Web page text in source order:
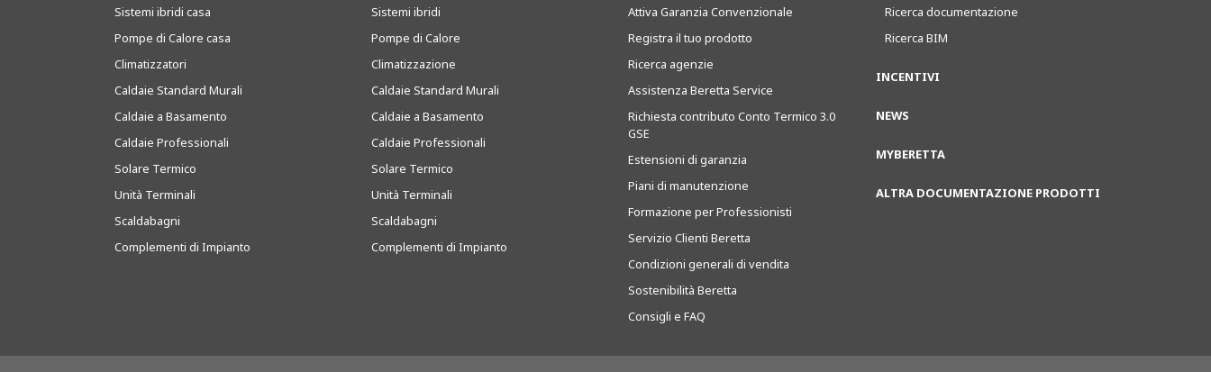
Sistemi ibridi casa
Pompe di Calore casa
Climatizzatori
Caldaie Standard Murali
Caldaie a Basamento
Caldaie Professionali
Solare Termico
Unità Terminali
Scaldabagni
Complementi di Impianto
Sistemi ibridi
Pompe di Calore
Climatizzazione
Caldaie Standard Murali
Caldaie a Basamento
Caldaie Professionali
Solare Termico
Unità Terminali
Scaldabagni
Complementi di Impianto
Attiva Garanzia Convenzionale
Registra il tuo prodotto
Ricerca agenzie
Assistenza Beretta Service
Richiesta contributo Conto Termico 3.0
GSE
Estensioni di garanzia
Piani di manutenzione
Formazione per Professionisti
Servizio Clienti Beretta
Condizioni generali di vendita
Sostenibilità Beretta
Consigli e FAQ
Ricerca documentazione
Ricerca BIM
INCENTIVI
NEWS
MYBERETTA
ALTRA DOCUMENTAZIONE PRODOTTI